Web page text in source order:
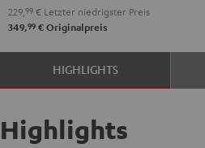
229, 99 € Letzter niedrigster Preis
349,99 € Originalpreis
HIGHLIGHTS
Highlights